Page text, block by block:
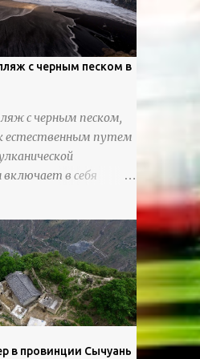
и инструменты для
чтобы точно
деталь. источник
с черным песком в
с черным песком,
естественным путем
в себя
высокие
черную
и великолепные
в провинции Сычуань